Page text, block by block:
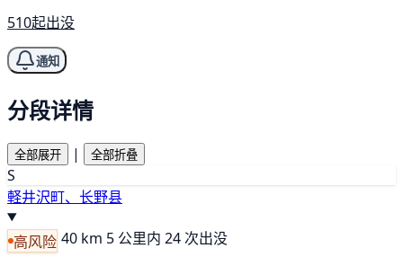
510起出没
通知
分段详情
全部展开 | 全部折叠
S
軽井沢町、长野县
高风险 40 km 5 公里内 24 次出没